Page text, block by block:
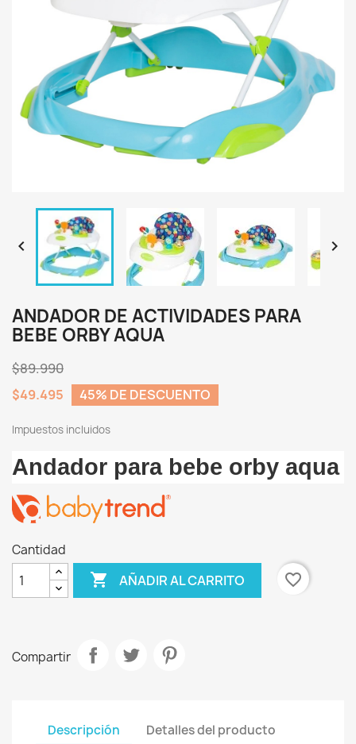
 
ANDADOR DE ACTIVIDADES PARA
BEBE ORBY AQUA
$89.990
$49.495
45% DE DESCUENTO
Impuestos incluidos
Andador para bebe orby aqua
Cantidad
 AÑADIR AL CARRITO favorite_border
Compartir
Descripción
Detalles del producto